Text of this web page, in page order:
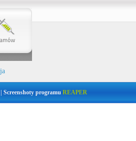
Screenshoty programu REAPER